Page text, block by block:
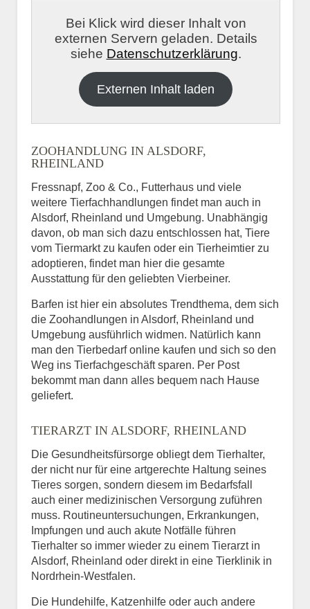
Bei Klick wird dieser Inhalt von
externen Servern geladen. Details
siehe Datenschutzerklärung.
Externen Inhalt laden
ZOOHANDLUNG IN ALSDORF,
RHEINLAND
Fressnapf, Zoo & Co., Futterhaus und viele
weitere Tierfachhandlungen findet man auch in
Alsdorf, Rheinland und Umgebung. Unabhängig
davon, ob man sich dazu entschlossen hat, Tiere
vom Tiermarkt zu kaufen oder ein Tierheimtier zu
adoptieren, findet man hier die gesamte
Ausstattung für den geliebten Vierbeiner.
Barfen ist hier ein absolutes Trendthema, dem sich
die Zoohandlungen in Alsdorf, Rheinland und
Umgebung ausführlich widmen. Natürlich kann
man den Tierbedarf online kaufen und sich so den
Weg ins Tierfachgeschäft sparen. Per Post
bekommt man dann alles bequem nach Hause
geliefert.
TIERARZT IN ALSDORF, RHEINLAND
Die Gesundheitsfürsorge obliegt dem Tierhalter,
der nicht nur für eine artgerechte Haltung seines
Tieres sorgen, sondern diesem im Bedarfsfall
auch einer medizinischen Versorgung zuführen
muss. Routineuntersuchungen, Erkrankungen,
Impfungen und auch akute Notfälle führen
Tierhalter so immer wieder zu einem Tierarzt in
Alsdorf, Rheinland oder direkt in eine Tierklinik in
Nordrhein-Westfalen.
Die Hundehilfe, Katzenhilfe oder auch andere